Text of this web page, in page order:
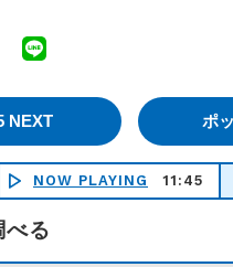
YouTube
NEXT ポ
NOW PLAYING 11:45
べる